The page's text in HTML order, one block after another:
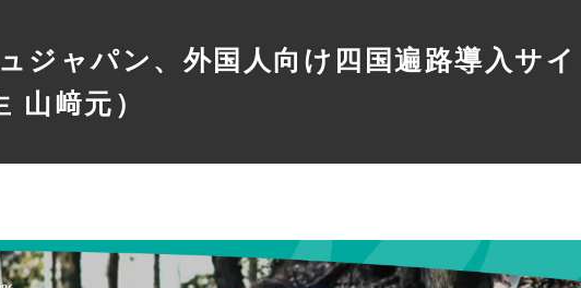
ジャパン、外国人向け四国遍路導入サ
﨑元）